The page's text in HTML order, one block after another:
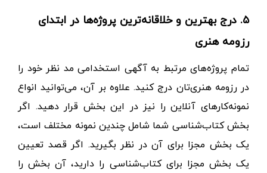
۵. درج بهترین و خلاقانه‌ترین پروژه‌ها در ابتدای
رزومه هنری
تمام پروژه‌های مرتبط به آگهی استخدامی مد نظر خود را
در رزومه هنری‌تان درج کنید. علاوه بر آن، می‌توانید انواع
نمونه‌کارهای آنلاین را نیز در این بخش قرار دهید. اگر
بخش کتاب‌شناسی شما شامل چندین نمونه مختلف است،
یک بخش مجزا برای آن در نظر بگیرید. اگر قصد تعیین
یک بخش مجزا برای کتاب‌شناسی را دارید، آن بخش را